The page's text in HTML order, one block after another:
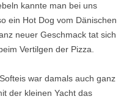
kannte man bei uns
ein Hot Dog vom Dänischen
neuer Geschmack tat sich
Vertilgen der Pizza.
war damals auch ganz
der kleinen Yacht das